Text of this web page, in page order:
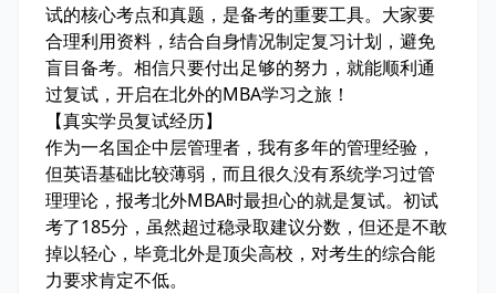
试的核心考点和真题，是备考的重要工具。大家要
合理利用资料，结合自身情况制定复习计划，避免
盲目备考。相信只要付出足够的努力，就能顺利通
过复试，开启在北外的MBA学习之旅！
【真实学员复试经历】
作为一名国企中层管理者，我有多年的管理经验，
但英语基础比较薄弱，而且很久没有系统学习过管
理理论，报考北外MBA时最担心的就是复试。初试
考了185分，虽然超过稳录取建议分数，但还是不敢
掉以轻心，毕竟北外是顶尖高校，对考生的综合能
力要求肯定不低。